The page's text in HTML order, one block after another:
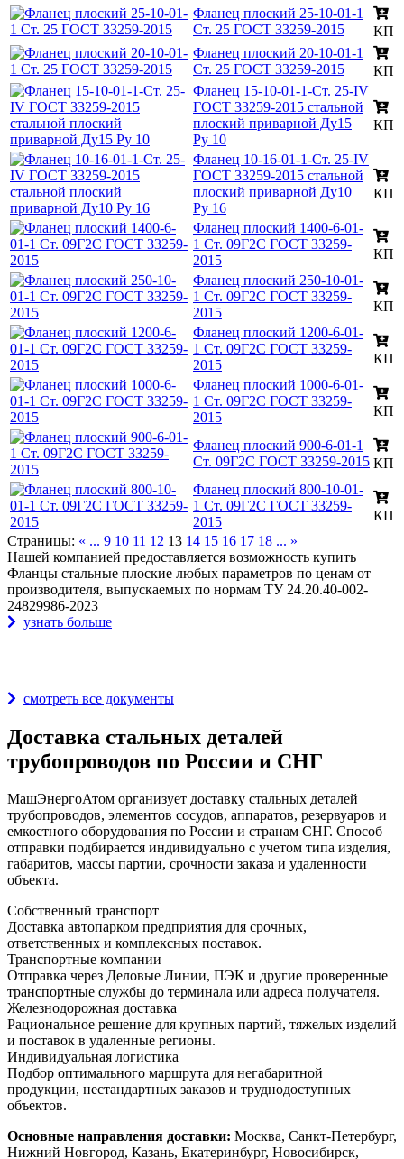
Фланец плоский 25-10-01-1
Ст. 25 ГОСТ 33259-2015
КП
Фланец плоский 20-10-01-1
Ст. 25 ГОСТ 33259-2015
КП
Фланец 15-10-01-1-Ст. 25-IV
ГОСТ 33259-2015 стальной
плоский приварной Ду15
Ру 10
КП
Фланец 10-16-01-1-Ст. 25-IV
ГОСТ 33259-2015 стальной
плоский приварной Ду10
Ру 16
КП
Фланец плоский 1400-6-01-
1 Ст. 09Г2С ГОСТ 33259-
2015
КП
Фланец плоский 250-10-01-
1 Ст. 09Г2С ГОСТ 33259-
2015
КП
Фланец плоский 1200-6-01-
1 Ст. 09Г2С ГОСТ 33259-
2015
КП
Фланец плоский 1000-6-01-
1 Ст. 09Г2С ГОСТ 33259-
2015
КП
Фланец плоский 900-6-01-1
Ст. 09Г2С ГОСТ 33259-2015 КП
Фланец плоский 800-10-01-
1 Ст. 09Г2С ГОСТ 33259-
2015
КП
Страницы: « ... 9 10 11 12 13 14 15 16 17 18 ... »
Нашей компанией предоставляется возможность купить
Фланцы стальные плоские любых параметров по ценам от
производителя, выпускаемых по нормам ТУ 24.20.40-002-
24829986-2023
узнать больше
смотреть все документы
Доставка стальных деталей
трубопроводов по России и СНГ
МашЭнергоАтом организует доставку стальных деталей
трубопроводов, элементов сосудов, аппаратов, резервуаров и
емкостного оборудования по России и странам СНГ. Способ
отправки подбирается индивидуально с учетом типа изделия,
габаритов, массы партии, срочности заказа и удаленности
объекта.
Собственный транспорт
Доставка автопарком предприятия для срочных,
ответственных и комплексных поставок.
Транспортные компании
Отправка через Деловые Линии, ПЭК и другие проверенные
транспортные службы до терминала или адреса получателя.
Железнодорожная доставка
Рациональное решение для крупных партий, тяжелых изделий
и поставок в удаленные регионы.
Индивидуальная логистика
Подбор оптимального маршрута для негабаритной
продукции, нестандартных заказов и труднодоступных
объектов.
Основные направления доставки: Москва, Санкт-Петербург,
Нижний Новгород, Казань, Екатеринбург, Новосибирск,